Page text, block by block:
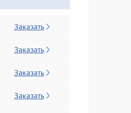
Заказать
Заказать
Заказать
Заказать